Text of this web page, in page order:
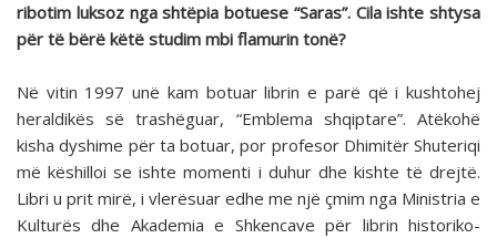
ribotim luksoz nga shtëpia botuese “Saras”. Cila ishte shtysa
për të bërë këtë studim mbi flamurin tonë?
Në vitin 1997 unë kam botuar librin e parë që i kushtohej
heraldikës së trashëguar, “Emblema shqiptare”. Atëkohë
kisha dyshime për ta botuar, por profesor Dhimitër Shuteriqi
më këshilloi se ishte momenti i duhur dhe kishte të drejtë.
Libri u prit mirë, i vlerësuar edhe me një çmim nga Ministria e
Kulturës dhe Akademia e Shkencave për librin historiko-